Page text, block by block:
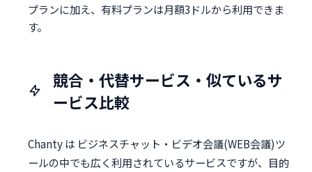
プランに加え、有料プランは月額3ドルから利用できま
す。
競合・代替サービス・似ているサ
ービス比較
Chanty は ビジネスチャット・ビデオ会議(WEB会議)ツ
ールの中でも広く利用されているサービスですが、目的